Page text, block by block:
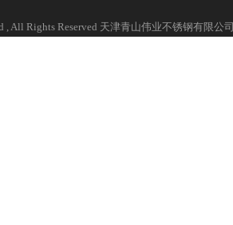
, All Rights Reserved 天津青山伟业不锈钢有限